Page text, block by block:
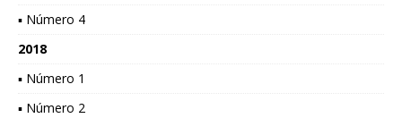
▪ Número 4
2018
▪ Número 1
▪ Número 2